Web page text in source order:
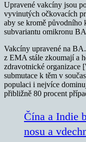
Upravené vakcíny jsou
vyvinutých očkovacích
aby se kromě
subvariantu omikronu
Vakcíny upravené na
z EMA stále zkoumají a
zdravotnické organizace
submutace k těm v
populaci i nejvíce
přibližně 80 procent
Čína a Indie
nosu a